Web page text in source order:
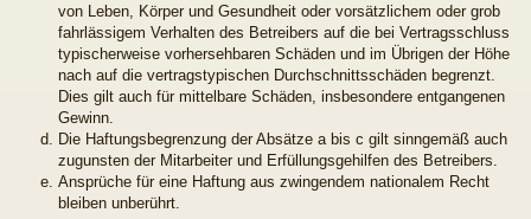
von Leben, Körper und Gesundheit oder vorsätzlichem oder grob
fahrlässigem Verhalten des Betreibers auf die bei Vertragsschluss
typischerweise vorhersehbaren Schäden und im Übrigen der Höhe
nach auf die vertragstypischen Durchschnittsschäden begrenzt.
Dies gilt auch für mittelbare Schäden, insbesondere entgangenen
Gewinn.
Die Haftungsbegrenzung der Absätze a bis c gilt sinngemäß auch
zugunsten der Mitarbeiter und Erfüllungsgehilfen des Betreibers.
Ansprüche für eine Haftung aus zwingendem nationalem Recht
bleiben unberührt.